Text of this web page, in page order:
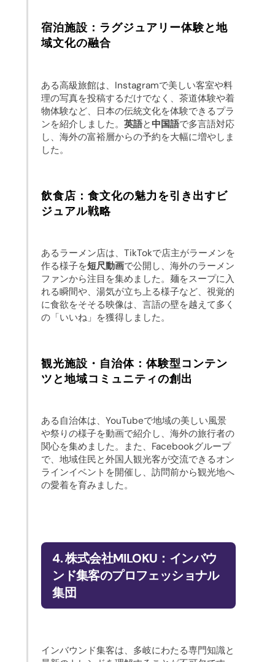
宿泊施設：ラグジュアリー体験と地
域文化の融合
ある高級旅館は、Instagramで美しい客室や料
理の写真を投稿するだけでなく、茶道体験や着
物体験など、日本の伝統文化を体験できるプラ
ンを紹介しました。英語と中国語で多言語対応
し、海外の富裕層からの予約を大幅に増やしま
した。
飲食店：食文化の魅力を引き出すビ
ジュアル戦略
あるラーメン店は、TikTokで店主がラーメンを
作る様子を短尺動画で公開し、海外のラーメン
ファンから注目を集めました。麺をスープに入
れる瞬間や、湯気が立ち上る様子など、視覚的
に食欲をそそる映像は、言語の壁を越えて多く
の「いいね」を獲得しました。
観光施設・自治体：体験型コンテン
ツと地域コミュニティの創出
ある自治体は、YouTubeで地域の美しい風景
や祭りの様子を動画で紹介し、海外の旅行者の
関心を集めました。また、Facebookグループ
で、地域住民と外国人観光客が交流できるオン
ラインイベントを開催し、訪問前から観光地へ
の愛着を育みました。
4. 株式会社MILOKU：インバウ
ンド集客のプロフェッショナル
集団
インバウンド集客は、多岐にわたる専門知識と